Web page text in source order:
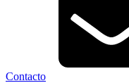
Contacto